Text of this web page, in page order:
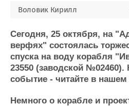
Крюинг
Реклама
Конференции
Выставки и семинары
Словарь
Воловик Кирилл
Сегодня, 25 октября, на
верфях" состоялась
спуска на воду корабля
23550 (заводской №02460).
событие - читайте в
Немного о корабле и